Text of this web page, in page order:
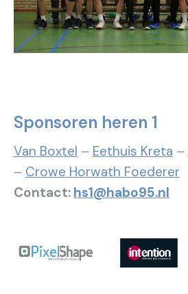
Sponsoren heren 1
Van Boxtel – Eethuis Kreta –
– Crowe Horwath Foederer
Contact: hs1@habo95.nl